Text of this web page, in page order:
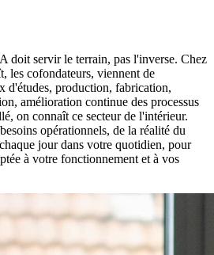
doit servir le terrain, pas l'inverse. Chez
les cofondateurs, viennent de
d'études, production, fabrication,
amélioration continue des processus
on connaît ce secteur de l'intérieur.
opérationnels, de la réalité du
jour dans votre quotidien, pour
à votre fonctionnement et à vos